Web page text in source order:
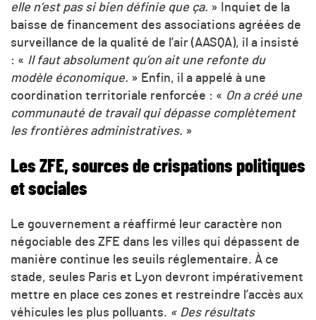
elle n’est pas si bien définie que ça. » Inquiet de la
baisse de financement des associations agréées de
surveillance de la qualité de l’air (AASQA), il a insisté
: « Il faut absolument qu’on ait une refonte du
modèle économique. » Enfin, il a appelé à une
coordination territoriale renforcée : « On a créé une
communauté de travail qui dépasse complètement
les frontières administratives. »
Les ZFE, sources de crispations politiques
et sociales
Le gouvernement a réaffirmé leur caractère non
négociable des ZFE dans les villes qui dépassent de
manière continue les seuils réglementaire. À ce
stade, seules Paris et Lyon devront impérativement
mettre en place ces zones et restreindre l’accès aux
véhicules les plus polluants. « Des résultats